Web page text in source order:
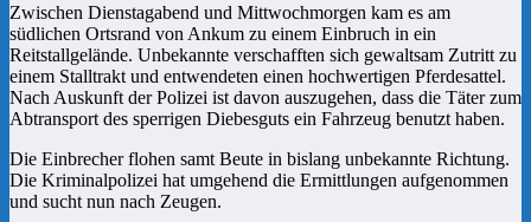
Zwischen Dienstagabend und Mittwochmorgen kam es am
südlichen Ortsrand von Ankum zu einem Einbruch in ein
Reitstallgelände. Unbekannte verschafften sich gewaltsam Zutritt zu
einem Stalltrakt und entwendeten einen hochwertigen Pferdesattel.
Nach Auskunft der Polizei ist davon auszugehen, dass die Täter zum
Abtransport des sperrigen Diebesguts ein Fahrzeug benutzt haben.
Die Einbrecher flohen samt Beute in bislang unbekannte Richtung.
Die Kriminalpolizei hat umgehend die Ermittlungen aufgenommen
und sucht nun nach Zeugen.